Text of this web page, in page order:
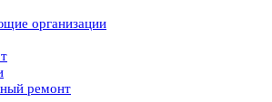
организации
ремонт